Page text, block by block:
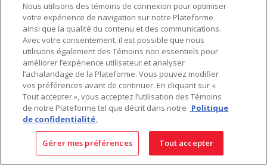
Téléc.:450 686-1444
Service d'urgence: 1 800 363-0303 (Après les heures de
bureau - 17h00 et 7h00, Frais applicables)
Fait au Canada avec des composants canadiens et importés
INSCRIVEZ-VOUS À L'INFOLETTRE
Obtenez des informations à jour sur les offres de Lumen
Nous utilisons des témoins de connexion pour optimiser
votre expérience de navigation sur notre Plateforme
ainsi que la qualité du contenu et des communications.
Avec votre consentement, il est possible que nous
utilisions également des Témoins non essentiels pour
améliorer l’expérience utilisateur et analyser
l’achalandage de la Plateforme. Vous pouvez modifier
vos préférences avant de continuer. En cliquant sur «
Tout accepter », vous acceptez l’utilisation des Témoins
de notre Plateforme tel que décrit dans notre Politique
de confidentialité.
Gérer mes préférences Tout accepter